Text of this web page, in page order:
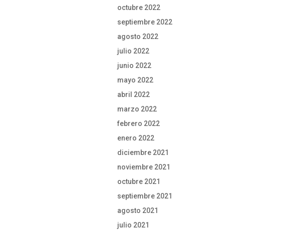
octubre 2022
septiembre 2022
agosto 2022
julio 2022
junio 2022
mayo 2022
abril 2022
marzo 2022
febrero 2022
enero 2022
diciembre 2021
noviembre 2021
octubre 2021
septiembre 2021
agosto 2021
julio 2021